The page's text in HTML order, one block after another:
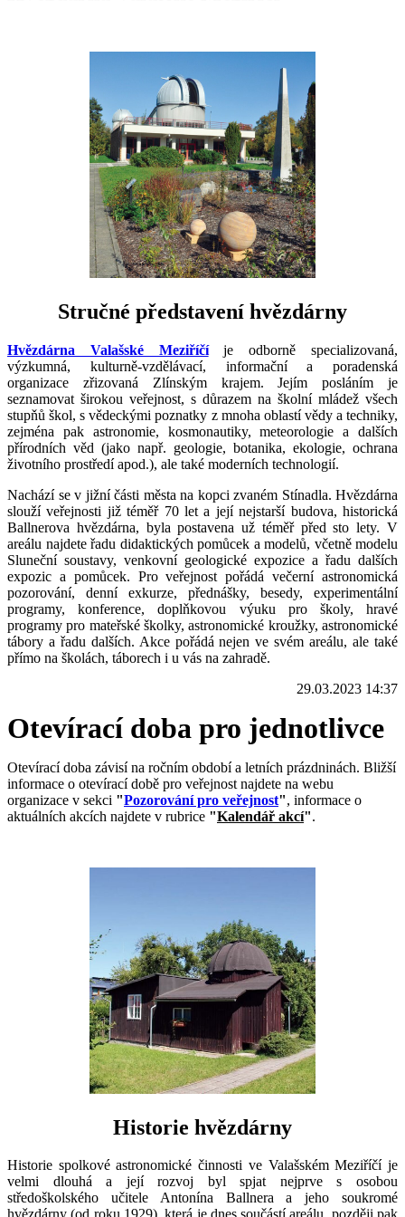
Stručné představení hvězdárny
Hvězdárna Valašské Meziříčíje odborně specializovaná,
výzkumná, kulturně-vzdělávací, informační a poradenská
organizace zřizovaná Zlínským krajem. Jejím posláním je
seznamovat širokou veřejnost, s důrazem na školní mládež všech
stupňů škol, s vědeckými poznatky z mnoha oblastí vědy a techniky,
zejména pak astronomie, kosmonautiky, meteorologie a dalších
přírodních věd (jako např. geologie, botanika, ekologie, ochrana
životního prostředí apod.), ale také moderních technologií.
Nachází se v jižní části města na kopci zvaném Stínadla. Hvězdárna
slouží veřejnosti již téměř 70 let a její nejstarší budova, historická
Ballnerova hvězdárna, byla postavena už téměř před sto lety. V
areálu najdete řadu didaktických pomůcek a modelů, včetně modelu
Sluneční soustavy, venkovní geologické expozice a řadu dalších
expozic a pomůcek. Pro veřejnost pořádá večerní astronomická
pozorování, denní exkurze, přednášky, besedy, experimentální
programy, konference, doplňkovou výuku pro školy, hravé
programy pro mateřské školky, astronomické kroužky, astronomické
tábory a řadu dalších. Akce pořádá nejen ve svém areálu, ale také
přímo na školách, táborech i u vás na zahradě.
29.03.2023 14:37
Otevírací doba pro jednotlivce
Otevírací doba závisí na ročním období a letních prázdninách. Bližší
informace o otevírací době pro veřejnost najdete na webu
organizace v sekci "Pozorování pro veřejnost", informace o
aktuálních akcích najdete v rubrice "Kalendář akcí".
Historie hvězdárny
Historie spolkové astronomické činnosti ve Valašském Meziříčí je
velmi dlouhá a její rozvoj byl spjat nejprve s osobou
středoškolského učitele Antonína Ballnera a jeho soukromé